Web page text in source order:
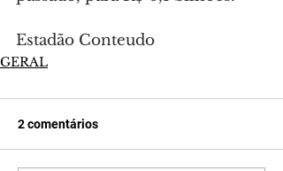
Estadão Conteudo
GERAL
2 comentários